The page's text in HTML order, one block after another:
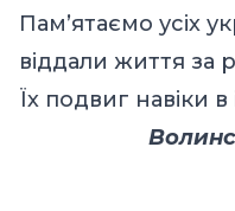
Пам’ятаємо усіх
віддали життя за
Їх подвиг навіки